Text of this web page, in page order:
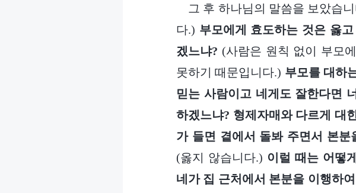
그 후 하나님의 말씀을 보았습
다.) 부모에게 효도하는 것은 옳
겠느냐? (사람은 원칙 없이 부모
못하기 때문입니다.) 부모를 대하
믿는 사람이고 네게도 잘한다면
하겠느냐? 형제자매와 다르게 대
가 들면 곁에서 돌봐 주면서 본
(옳지 않습니다.) 이럴 때는 어떻
네가 집 근처에서 본분을 이행하